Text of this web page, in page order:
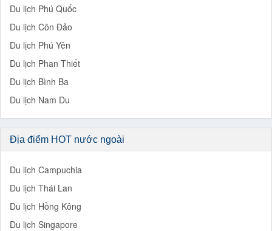
Du lịch Phú Quốc
Du lịch Côn Đảo
Du lịch Phú Yên
Du lịch Phan Thiết
Du lịch Bình Ba
Du lịch Nam Du
Địa điểm HOT nước ngoài
Du lịch Campuchia
Du lịch Thái Lan
Du lịch Hồng Kông
Du lịch Singapore